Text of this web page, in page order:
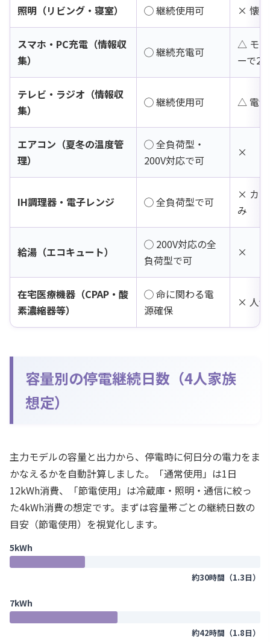
照明（リビング・寝室） ◯ 継続使用可 × 懐
スマホ・PC充電（情報収
集）
◯ 継続充電可
△ モバ
ーで2
テレビ・ラジオ（情報収
集）
◯ 継続使用可 △ 電池
エアコン（夏冬の温度管
理）
◯ 全負荷型・
200V対応で可
×
IH調理器・電子レンジ ◯ 全負荷型で可
× カ
み
給湯（エコキュート）
◯ 200V対応の全
負荷型で可
×
在宅医療機器（CPAP・酸
素濃縮器等）
◯ 命に関わる電
源確保
× 人
容量別の停電継続日数（4人家族
想定）
主力モデルの容量と出力から、停電時に何日分の電力をま
かなえるかを自動計算しました。「通常使用」は1日
12kWh消費、「節電使用」は冷蔵庫・照明・通信に絞っ
た4kWh消費の想定です。まずは容量帯ごとの継続日数の
目安（節電使用）を視覚化します。
5kWh
約30時間（1.3日）
7kWh
約42時間（1.8日）